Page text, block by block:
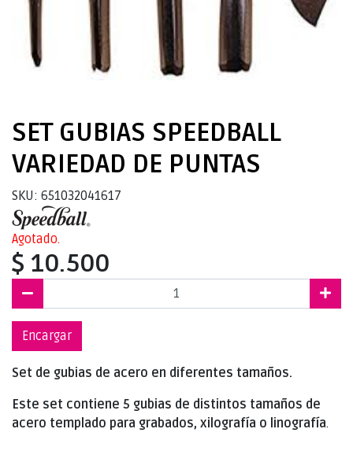
SET GUBIAS SPEEDBALL
VARIEDAD DE PUNTAS
SKU: 651032041617
Agotado.
$ 10.500
Encargar
Set de gubias de acero en diferentes tamaños.
Este set contiene 5 gubias de distintos tamaños de
acero templado para grabados, xilografía o linografía.